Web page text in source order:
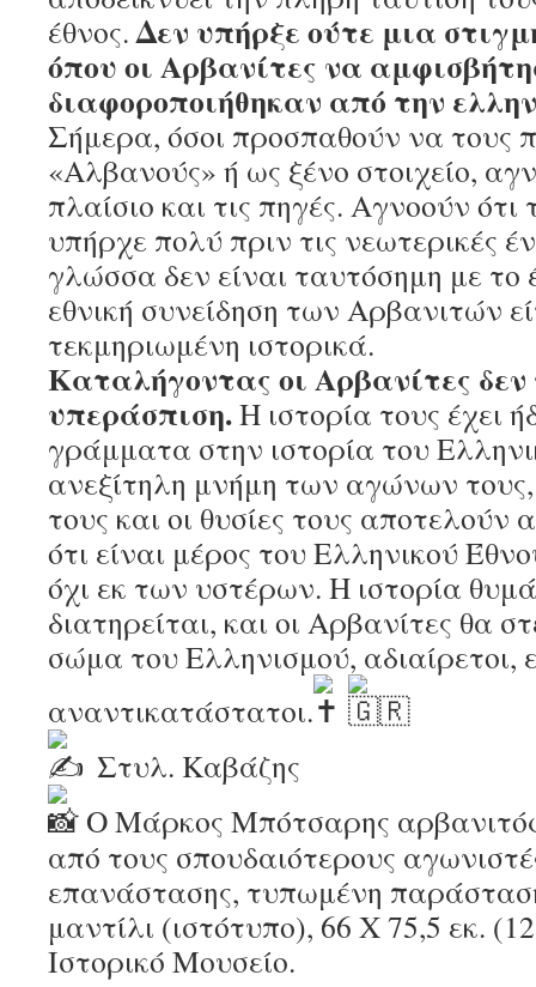
έθνος.Δεν υπήρξε ούτε μια
όπου οι Αρβανίτες να
διαφοροποιήθηκαν από την
Σήμερα, όσοι προσπαθούν να τους
«Αλβανούς» ή ως ξένο στοιχείο,
πλαίσιο και τις πηγές. Αγνοούν ότι
υπήρχε πολύ πριν τις νεωτερικές
γλώσσα δεν είναι ταυτόσημη με το
εθνική συνείδηση των Αρβανιτών
τεκμηριωμένη ιστορικά.
Καταλήγοντας οι Αρβανίτες δεν
υπεράσπιση.Η ιστορία τους έχει
γράμματα στην ιστορία του
ανεξίτηλη μνήμη των αγώνων τους,
τους και οι θυσίες τους αποτελούν
ότι είναι μέρος του Ελληνικού
όχι εκ των υστέρων. Η ιστορία
διατηρείται, και οι Αρβανίτες θα
σώμα του Ελληνισμού, αδιαίρετοι,
αναντικατάστατοι.
Στυλ. Καβάζης
Ο Μάρκος Μπότσαρης
από τους σπουδαιότερους
επανάστασης, τυπωμένη
μαντίλι (ιστότυπο), 66 Χ 75,5 εκ.
Ιστορικό Μουσείο.